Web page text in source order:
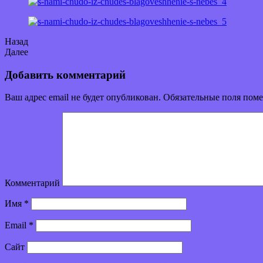
Назад
Далее
Добавить комментарий
Ваш адрес email не будет опубликован. Обязательные поля
Комментарий
Имя *
Email *
Сайт